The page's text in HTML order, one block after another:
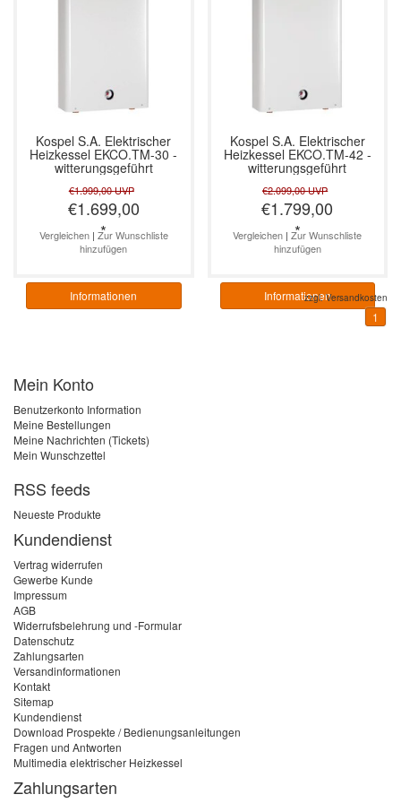
Kospel S.A. Elektrischer
Heizkessel EKCO.TM-30 -
witterungsgeführt
€1.999,00UVP
€1.699,00
*
Vergleichen| Zur Wunschliste
hinzufügen
Informationen
Kospel S.A. Elektrischer
Heizkessel EKCO.TM-42 -
witterungsgeführt
€2.099,00UVP
€1.799,00
*
Vergleichen |Zur Wunschliste
hinzufügen
Informationen
zzgl.Versandkosten
1
Mein Konto
Benutzerkonto Information
Meine Bestellungen
Meine Nachrichten (Tickets)
Mein Wunschzettel
RSS feeds
Neueste Produkte
Kundendienst
Vertrag widerrufen
Gewerbe Kunde
Impressum
AGB
Widerrufsbelehrung und -Formular
Datenschutz
Zahlungsarten
Versandinformationen
Kontakt
Sitemap
Kundendienst
Download Prospekte / Bedienungsanleitungen
Fragen und Antworten
Multimedia elektrischer Heizkessel
Zahlungsarten